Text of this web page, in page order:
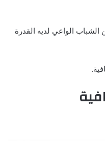
الشباب الواعي لديه القدرة